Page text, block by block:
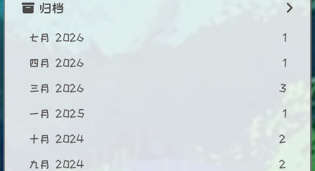
归档
七月 2026 1
四月 2026 1
三月 2026 3
一月 2025 1
十月 2024 2
九月 2024 2